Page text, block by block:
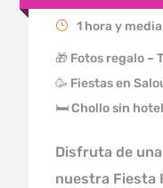
1 hora y
🎁 Fotos regalo –
🥳 Fiestas en
🛏 Chollo sin
Disfruta de
nuestra Fiesta